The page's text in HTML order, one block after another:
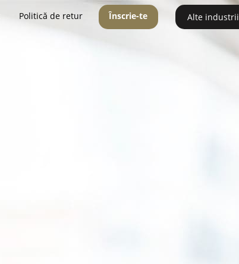
Politică de retur Înscrie-te Alte industrii